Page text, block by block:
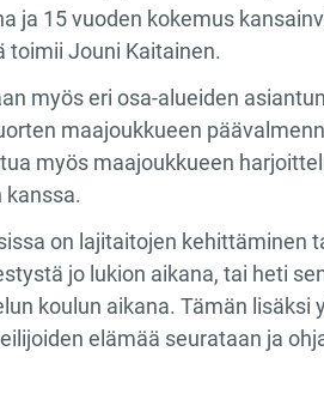
ja 15 vuoden kokemus
toimii Jouni Kaitainen.
myös eri osa-alueiden
maajoukkueen
myös maajoukkueen
on lajitaitojen kehittäminen
jo lukion aikana, tai heti
koulun aikana. Tämän
elämää seurataan ja